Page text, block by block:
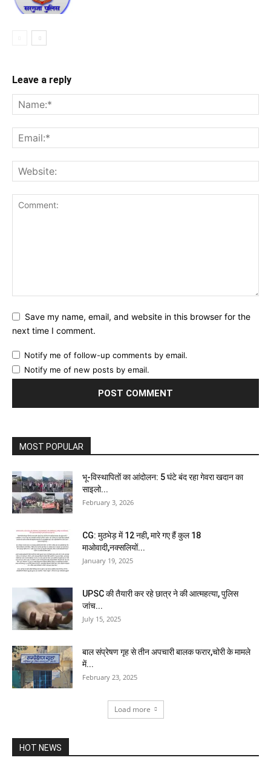
Leave a reply
Save my name, email, and website in this browser for the
next time I comment.
Notify me of follow-up comments by email.
Notify me of new posts by email.
MOST POPULAR
भू-विस्थापितों का आंदोलन: 5 घंटे बंद रहा गेवरा खदान का
साइलो...
February 3, 2026
CG: मुठभेड़ में 12 नही, मारे गए हैं कुल 18
माओवादी,नक्सलियों...
January 19, 2025
UPSC की तैयारी कर रहे छात्र ने की आत्महत्या, पुलिस
जांच...
July 15, 2025
बाल संप्रेषण गृह से तीन अपचारी बालक फरार,चोरी के मामले
में...
February 23, 2025
Load more
HOT NEWS